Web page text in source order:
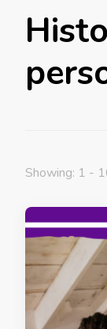
Showing: 1 -